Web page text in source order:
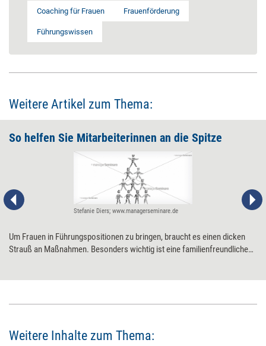
Coaching für Frauen Frauenförderung
Führungswissen
Weitere Artikel zum Thema:
So helfen Sie Mitarbeiterinnen an die Spitze
Stefanie Diers; www.managerseminare.de
Um Frauen in Führungspositionen zu bringen, braucht es einen dicken
Strauß an Maßnahmen. Besonders wichtig ist eine familienfreundliche
Weitere Inhalte zum Thema: